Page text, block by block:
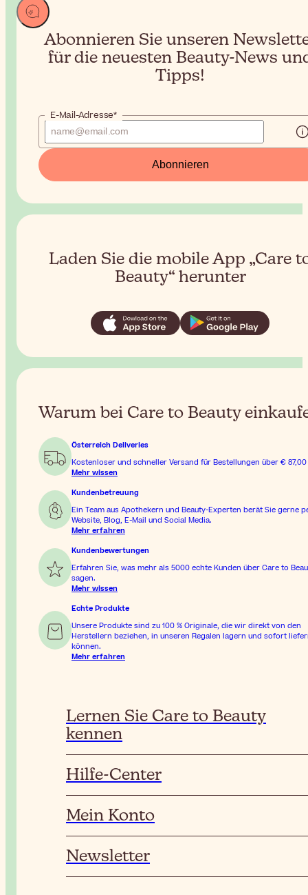
Abonnieren Sie unseren
für die neuesten Beauty-News
Tipps!
E-Mail-Adresse*
Abonnieren
Laden Sie die mobile App „Care
Beauty“ herunter
Warum bei Care to Beauty
Österreich Deliveries
Kostenloser und schneller Versand für Bestellungen über € 87,00
Mehr wissen
Kundenbetreuung
Ein Team aus Apothekern und Beauty-Experten berät Sie gerne
Website, Blog, E-Mail und Social Media.
Mehr erfahren
Kundenbewertungen
Erfahren Sie, was mehr als 5000 echte Kunden über Care to
sagen.
Mehr wissen
Echte Produkte
Unsere Produkte sind zu 100 % Originale, die wir direkt von den
Herstellern beziehen, in unseren Regalen lagern und sofort
können.
Mehr erfahren
Lernen Sie Care to Beauty
kennen
Hilfe-Center
Mein Konto
Newsletter